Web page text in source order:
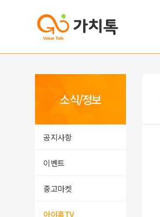
소식/정보
공지사항
이벤트
중고마켓
아이홈TV